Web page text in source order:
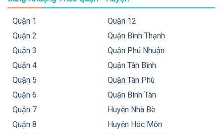
Quận 1
Quận 2
Quận 3
Quận 4
Quận 5
Quận 6
Quận 7
Quận 8
Quận 12
Quận Bình Thạnh
Quận Phú Nhuận
Quận Tân Bình
Quận Tân Phú
Quận Bình Tân
Huyện Nhà Bè
Huyện Hóc Môn